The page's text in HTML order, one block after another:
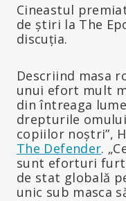
Cineastul
de știri la The
discuția.
Descriind masa
unui efort mult
din întreaga
drepturile
copiilor noștri”,
The Defender.
sunt eforturi
de stat globală
unic sub masca